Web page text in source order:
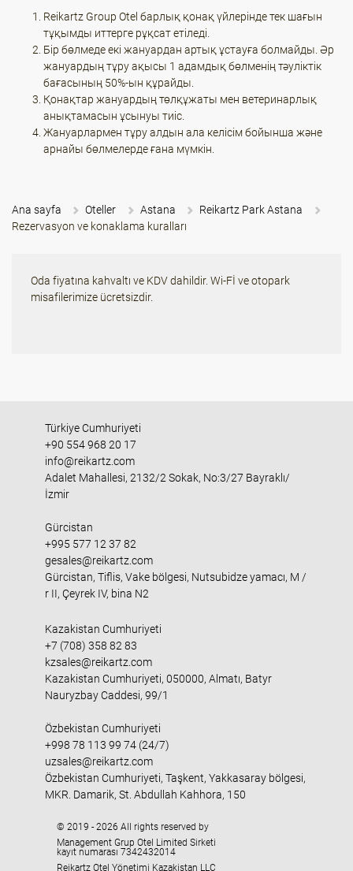
Reikartz Group Otel барлық қонақ үйлерінде тек шағын
тұқымды иттерге рұқсат етіледі.
Бір бөлмеде екі жануардан артық ұстауға болмайды. Әр
жануардың тұру ақысы 1 адамдық бөлменің тәуліктік
бағасының 50%-ын құрайды.
Қонақтар жануардың төлқұжаты мен ветеринарлық
анықтамасын ұсынуы тиіс.
Жануарлармен тұру алдын ала келісім бойынша және
арнайы бөлмелерде ғана мүмкін.
Ana sayfa Oteller Astana
Reikartz Park Astana
Rezervasyon ve konaklama kuralları
Oda fiyatına kahvaltı ve KDV dahildir. Wi-Fİ ve otopark
misafilerimize ücretsizdir.
Türkiye Cumhuriyeti
+90 554 968 20 17
info@reikartz.com
Adalet Mahallesi, 2132/2 Sokak, No:3/27 Bayraklı/
İzmir
Gürcistan
+995 577 12 37 82
gesales@reikartz.com
Gürcistan, Tiflis, Vake bölgesi, Nutsubidze yamacı, M /
r II, Çeyrek IV, bina N2
Kazakistan Cumhuriyeti
+7 (708) 358 82 83
kzsales@reikartz.com
Kazakistan Cumhuriyeti, 050000, Almatı, Batyr
Nauryzbay Caddesi, 99/1
Özbekistan Cumhuriyeti
+998 78 113 99 74 (24/7)
uzsales@reikartz.com
Özbekistan Cumhuriyeti, Taşkent, Yakkasaray bölgesi,
MKR. Damarik, St. Abdullah Kahhora, 150
© 2019 - 2026 All rights reserved by
Management Grup Otel Limited Sirketi
kayıt numarası 7342432014
Reikartz Otel Yönetimi Kazakistan LLC